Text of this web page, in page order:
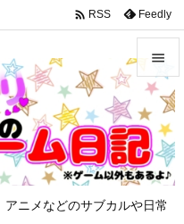
ニメなどのサブカルや日常


メニュ

サイド

前へ
 RSS Feedly